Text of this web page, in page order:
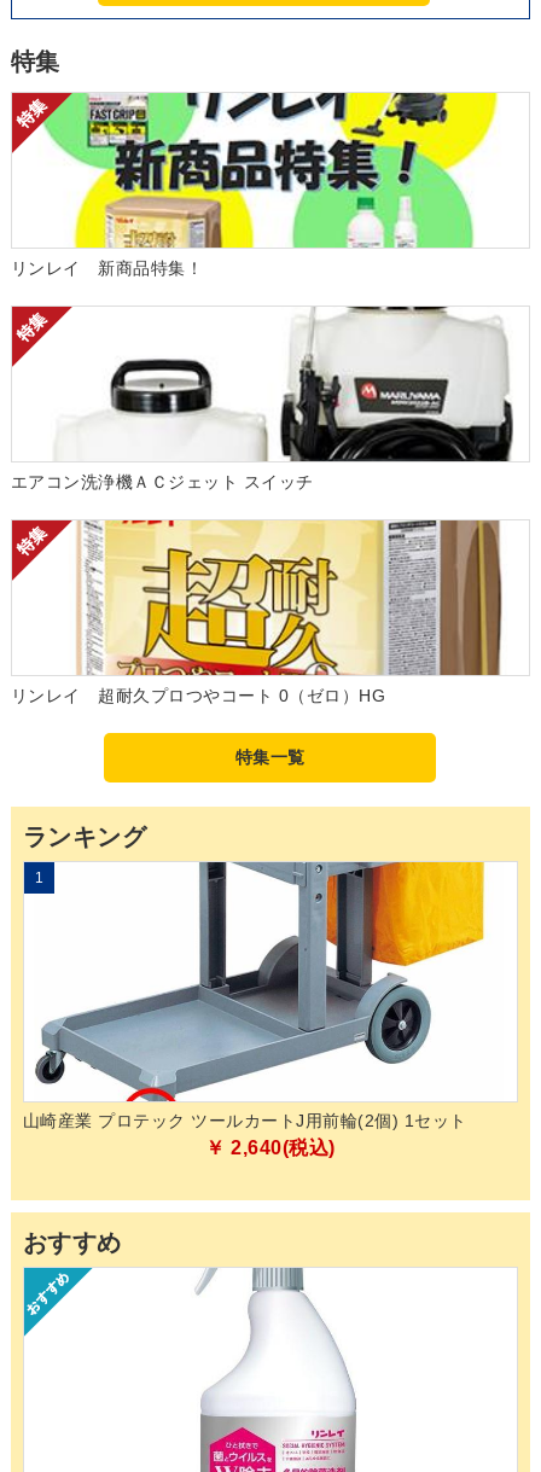
特集
リンレイ 新商品特集！
エアコン洗浄機ＡＣジェット スイッチ
リンレイ 超耐久プロつやコート 0（ゼロ）HG
特集一覧
ランキング
1
山崎産業 プロテック ツールカートJ用前輪(2個) 1セット
￥ 2,640(税込)
おすすめ